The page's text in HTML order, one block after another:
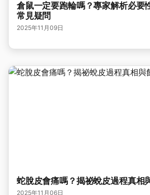
倉鼠一定要跑輪嗎？專家解析必要
常見疑問
2025年11月09日
蛇脫皮會痛嗎？揭祕蛻皮過程真相
2025年11月06日